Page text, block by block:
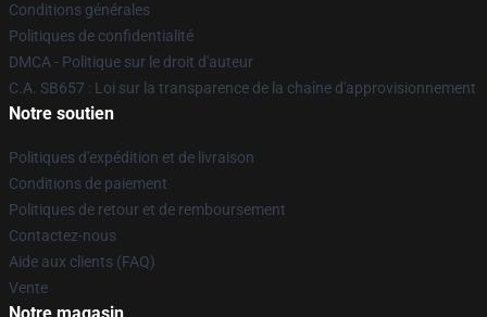
Conditions générales
Politiques de confidentialité
DMCA - Politique sur le droit d'auteur
C.A. SB657 : Loi sur la transparence de la chaîne d'approvisionnement
Notre soutien
Politiques d'expédition et de livraison
Conditions de paiement
Politiques de retour et de remboursement
Contactez-nous
Aide aux clients (FAQ)
Vente